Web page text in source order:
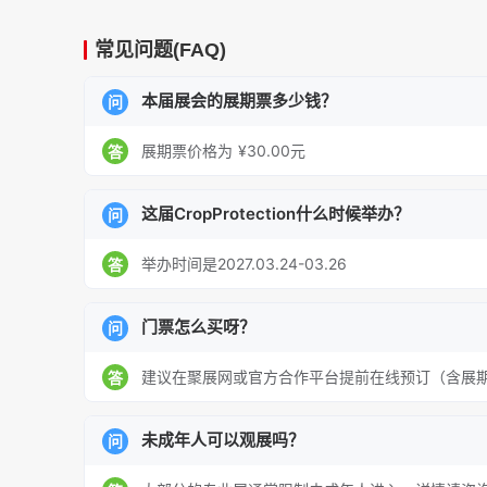
常见问题(FAQ)
问 本届展会的展期票多少钱？
答 展期票价格为 ¥30.00元
问 这届CropProtection什么时候举办？
答 举办时间是2027.03.24-03.26
问 门票怎么买呀？
答 建议在聚展网或官方合作平台提前在线预订（含展
问 未成年人可以观展吗？